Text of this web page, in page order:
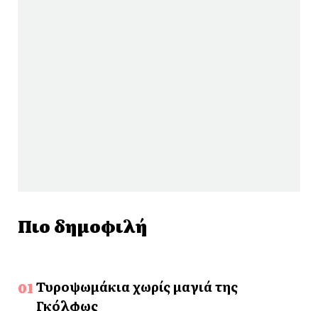
Πιο δημοφιλή
Τυροψωμάκια χωρίς μαγιά της
Γκόλφως